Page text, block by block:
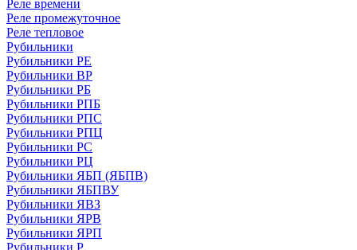
Реле времени
Реле промежуточное
Реле тепловое
Рубильники
Рубильники РЕ
Рубильники ВР
Рубильники РБ
Рубильники РПБ
Рубильники РПС
Рубильники РПЦ
Рубильники РС
Рубильники РЦ
Рубильники ЯБП (ЯБПВ)
Рубильники ЯБПВУ
Рубильники ЯВЗ
Рубильники ЯРВ
Рубильники ЯРП